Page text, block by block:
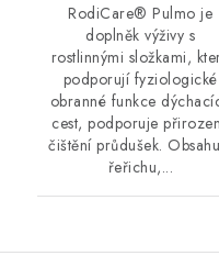
RodiCare® Pulmo je
doplněk výživy s
rostlinnými složkami,
podporují fyziologické
obranné funkce
cest, podporuje
čištění průdušek.
řeřichu,...